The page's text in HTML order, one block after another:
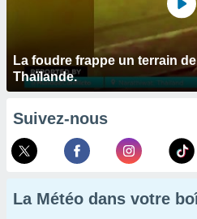
La foudre frappe un terrain
Thaïlande.
Suivez-nous
La Météo dans votre